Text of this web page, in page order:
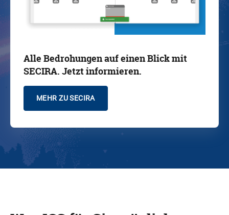
Alle Bedrohungen auf einen Blick mit
SECIRA. Jetzt informieren.
MEHR ZU SECIRA